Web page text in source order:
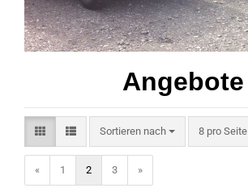
Angebote
Sortieren nach
Sortieren nach 8 pro Seite
pro Seite
« 1 2 3 »